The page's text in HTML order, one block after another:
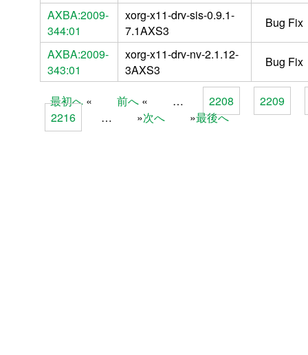
AXBA:2009-
344:01
xorg-x11-drv-sis-0.9.1-
7.1AXS3
Bug Fix
AXBA:2009-
343:01
xorg-x11-drv-nv-2.1.12-
3AXS3
Bug Fix
Pages
最初へ 前へ … 2208
2209
2216
… 次へ 最後へ